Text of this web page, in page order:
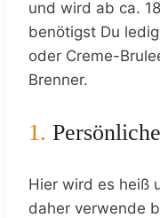
und wird ab ca.
benötigst Du
oder Creme-
Brenner.
1.
Hier wird es heiß
daher verwende